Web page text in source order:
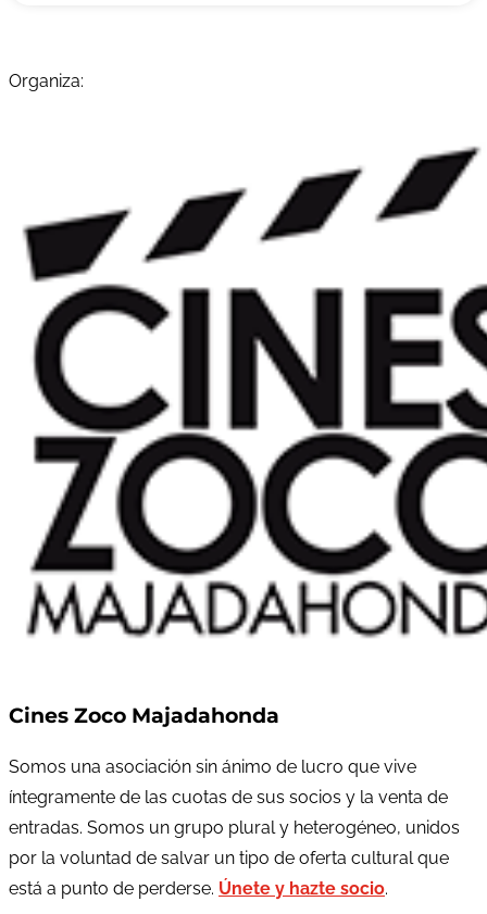
Organiza:
Cines Zoco Majadahonda
Somos una asociación sin ánimo de lucro que vive
íntegramente de las cuotas de sus socios y la venta de
entradas. Somos un grupo plural y heterogéneo, unidos
por la voluntad de salvar un tipo de oferta cultural que
está a punto de perderse. Únete y hazte socio.